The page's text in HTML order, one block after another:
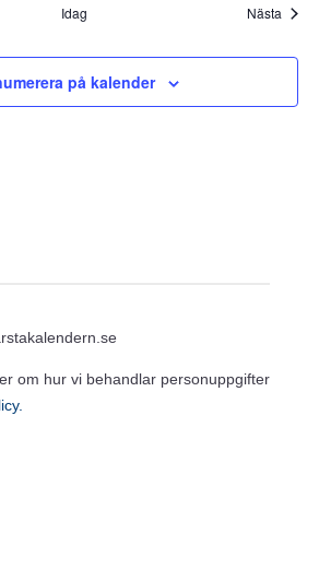
Idag Nästa
på kalender
om hur vi behandlar personuppgifter